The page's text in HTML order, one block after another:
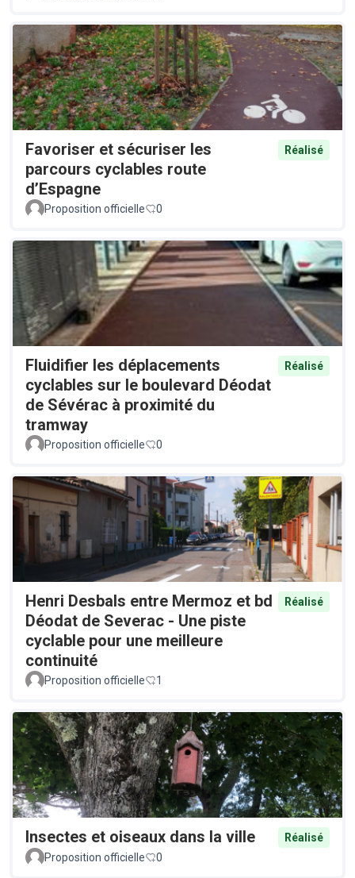
Favoriser et sécuriser les
parcours cyclables route
d’Espagne
Réalisé
Proposition officielle 0
Fluidifier les déplacements
cyclables sur le boulevard Déodat
de Sévérac à proximité du
tramway
Réalisé
Proposition officielle 0
Henri Desbals entre Mermoz et bd
Déodat de Severac - Une piste
cyclable pour une meilleure
continuité
Réalisé
Proposition officielle 1
Insectes et oiseaux dans la ville
Réalisé
Proposition officielle
0